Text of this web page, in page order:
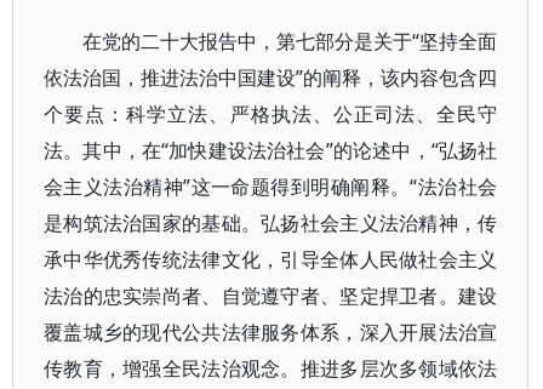
在党的二十大报告中，第七部分是关于“坚持全面
依法治国，推进法治中国建设”的阐释，该内容包含四
个要点：科学立法、严格执法、公正司法、全民守
法。其中，在“加快建设法治社会”的论述中，“弘扬社
会主义法治精神”这一命题得到明确阐释。“法治社会
是构筑法治国家的基础。弘扬社会主义法治精神，传
承中华优秀传统法律文化，引导全体人民做社会主义
法治的忠实崇尚者、自觉遵守者、坚定捍卫者。建设
覆盖城乡的现代公共法律服务体系，深入开展法治宣
传教育，增强全民法治观念。推进多层次多领域依法